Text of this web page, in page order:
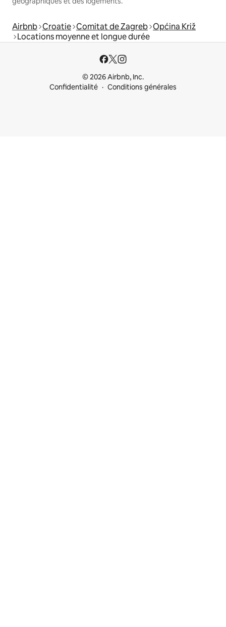
Airbnb Croatie Comitat de Zagreb Općina Križ
Locations moyenne et longue durée
© 2026 Airbnb, Inc.
Confidentialité
Conditions générales